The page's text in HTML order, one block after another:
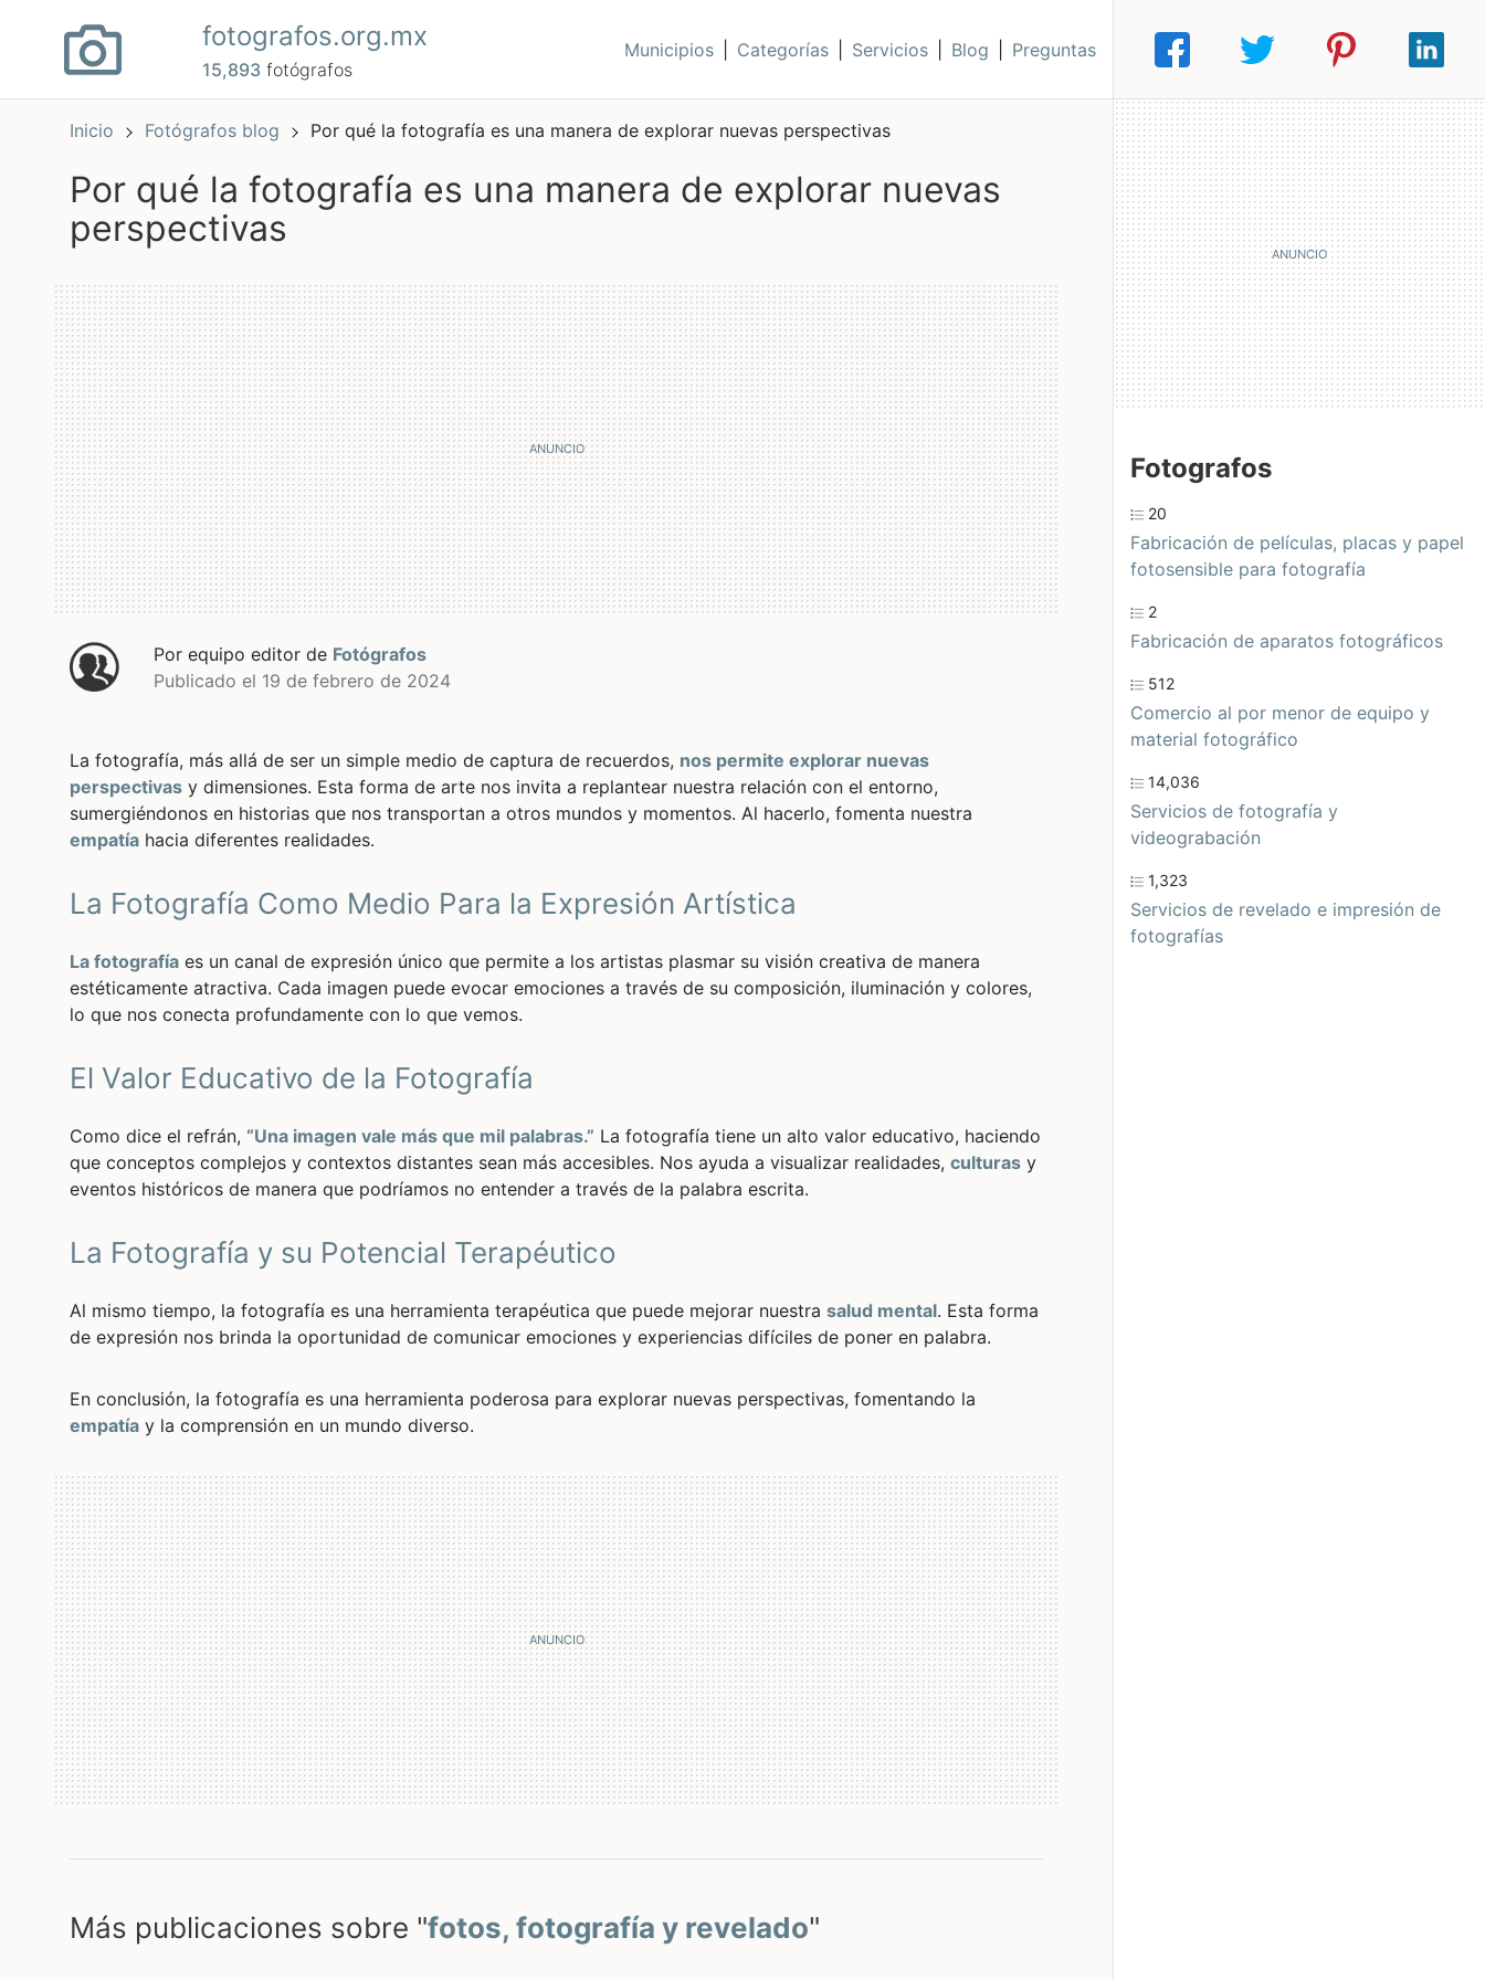
fotografos.org.mx
15,893fotógrafos
Municipios Categorías Servicios Blog Preguntas
Inicio Fotógrafos blog Por qué la fotografía es una manera de explorar nuevas perspectivas
por qué la fotografía es una manera de explorar nuevas
perspectivas
Por equipo editor de Fotógrafos
Publicado el 19 de febrero de 2024
La fotografía, más allá de ser un simple medio de captura de recuerdos, nos permite explorar nuevas
perspectivas y dimensiones. Esta forma de arte nos invita a replantear nuestra relación con el entorno,
sumergiéndonos en historias que nos transportan a otros mundos y momentos. Al hacerlo, fomenta nuestra
empatía hacia diferentes realidades.
La Fotografía Como Medio Para la Expresión Artística
La fotografía es un canal de expresión único que permite a los artistas plasmar su visión creativa de manera
estéticamente atractiva. Cada imagen puede evocar emociones a través de su composición, iluminación y colores,
lo que nos conecta profundamente con lo que vemos.
El Valor Educativo de la Fotografía
Como dice el refrán, “Una imagen vale más que mil palabras.” La fotografía tiene un alto valor educativo, haciendo
que conceptos complejos y contextos distantes sean más accesibles. Nos ayuda a visualizar realidades, culturas y
eventos históricos de manera que podríamos no entender a través de la palabra escrita.
La Fotografía y su Potencial Terapéutico
Al mismo tiempo, la fotografía es una herramienta terapéutica que puede mejorar nuestra salud mental. Esta forma
de expresión nos brinda la oportunidad de comunicar emociones y experiencias difíciles de poner en palabra.
En conclusión, la fotografía es una herramienta poderosa para explorar nuevas perspectivas, fomentando la
empatía y la comprensión en un mundo diverso.
Más publicaciones sobre "fotos, fotografía y revelado"
Fotografos
20
Fabricación de películas, placas y papel
fotosensible para fotografía
2
Fabricación de aparatos fotográficos
512
Comercio al por menor de equipo y
material fotográfico
14,036
Servicios de fotografía y
videograbación
1,323
Servicios de revelado e impresión de
fotografías